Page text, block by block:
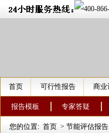
首页 可行性报告 商业
报告模板 专家答疑
您的位置: 首页 > 节能评估报告